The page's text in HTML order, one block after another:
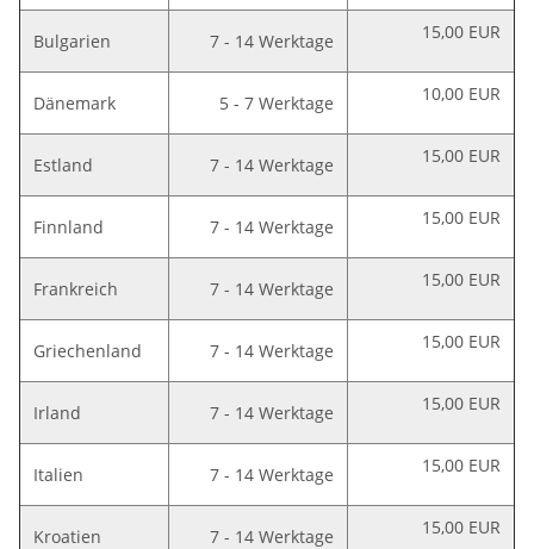
Bulgarien 7 - 14 Werktage 15,00 EUR
Dänemark 5 - 7 Werktage 10,00 EUR
Estland 7 - 14 Werktage 15,00 EUR
Finnland 7 - 14 Werktage 15,00 EUR
Frankreich 7 - 14 Werktage 15,00 EUR
Griechenland 7 - 14 Werktage 15,00 EUR
Irland 7 - 14 Werktage 15,00 EUR
Italien 7 - 14 Werktage 15,00 EUR
Kroatien 7 - 14 Werktage 15,00 EUR